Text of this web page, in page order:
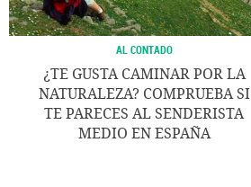
AL CONTADO
¿TE GUSTA CAMINAR POR LA
NATURALEZA? COMPRUEBA SI
TE PARECES AL SENDERISTA
MEDIO EN ESPAÑA